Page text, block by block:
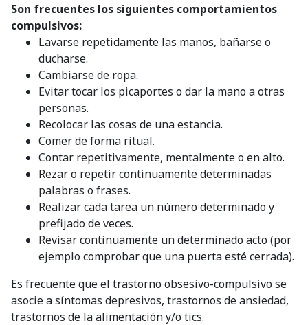
Son frecuentes los siguientes comportamientos
compulsivos:
Lavarse repetidamente las manos, bañarse o
ducharse.
Cambiarse de ropa.
Evitar tocar los picaportes o dar la mano a otras
personas.
Recolocar las cosas de una estancia.
Comer de forma ritual.
Contar repetitivamente, mentalmente o en alto.
Rezar o repetir continuamente determinadas
palabras o frases.
Realizar cada tarea un número determinado y
prefijado de veces.
Revisar continuamente un determinado acto (por
ejemplo comprobar que una puerta esté cerrada).
Es frecuente que el trastorno obsesivo-compulsivo se
asocie a síntomas depresivos, trastornos de ansiedad,
trastornos de la alimentación y/o tics.